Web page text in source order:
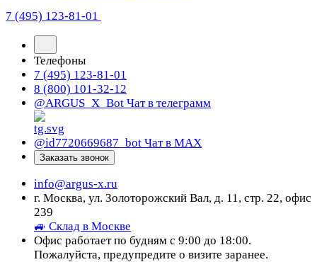
7 (495) 123-81-01
Телефоны
7 (495) 123-81-01
8 (800) 101-32-12
@ARGUS_X_Bot Чат в телеграмм
@id7720669687_bot Чат в МАХ
Заказать звонок
info@argus-x.ru
г. Москва, ул. Золоторожский Вал, д. 11, стр. 22, офис
239
🚙 Склад в Москве
Офис работает по будням с 9:00 до 18:00.
Пожалуйста, предупредите о визите заранее.